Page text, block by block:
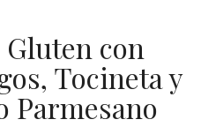
con
Tocineta y
Parmesano